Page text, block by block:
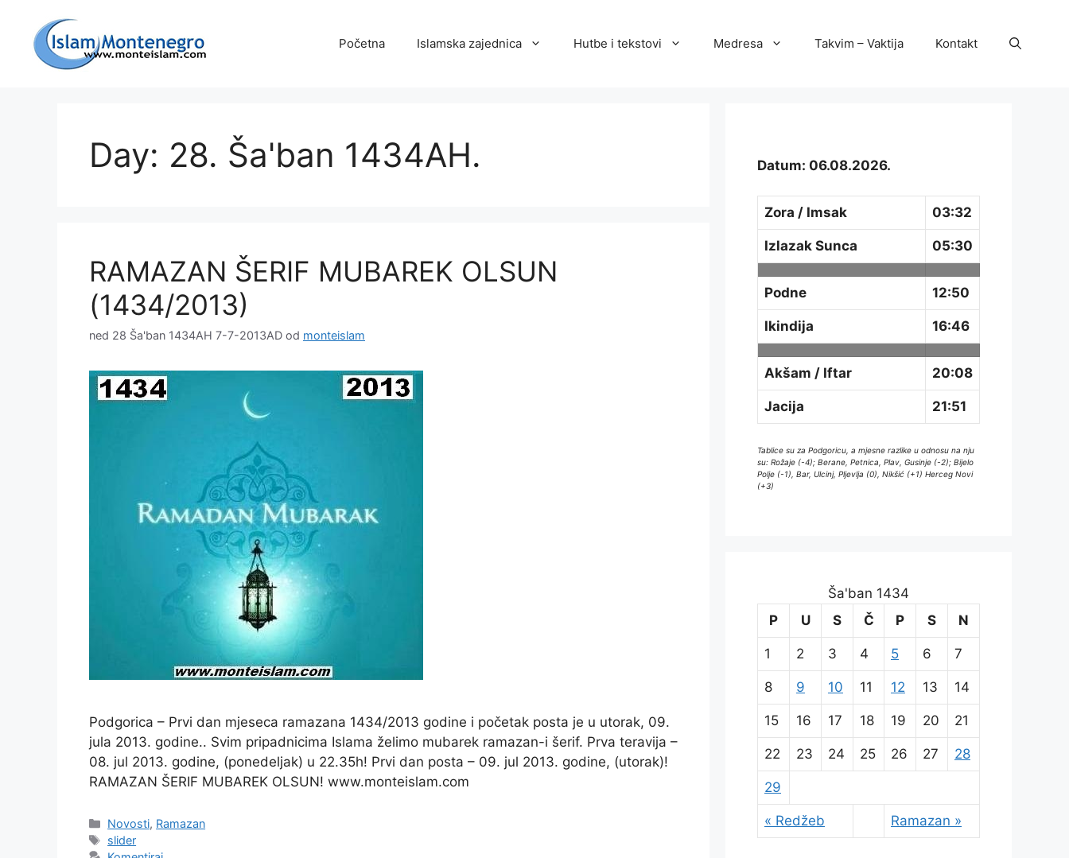
sadržaj
Početna Islamska zajednica Hutbe i tekstovi Medresa Takvim – Vaktija Kontakt
Day: 28. Ša'ban 1434AH.
RAMAZAN ŠERIF MUBAREK OLSUN
(1434/2013)
ned 28 Ša'ban 1434AH 7-7-2013AD od monteislam
Podgorica – Prvi dan mjeseca ramazana 1434/2013 godine i početak posta je u utorak, 09.
jula 2013. godine.. Svim pripadnicima Islama želimo mubarek ramazan-i šerif. Prva teravija –
08. jul 2013. godine, (ponedeljak) u 22.35h! Prvi dan posta – 09. jul 2013. godine, (utorak)!
RAMAZAN ŠERIF MUBAREK OLSUN! www.monteislam.com
Kategorije
Novosti, Ramazan
Oznake
slider
Datum: 06.08.2026.
Zora / Imsak 03:32
Izlazak Sunca 05:30
Podne 12:50
Ikindija 16:46
Akšam / Iftar 20:08
Jacija 21:51
Tablice su za Podgoricu, a mjesne razlike u odnosu na nju
su: Rožaje (-4); Berane, Petnica, Plav, Gusinje (-2); Bijelo
Polje (-1), Bar, Ulcinj, Pljevlja (0), Nikšić (+1) Herceg Novi
(+3)
Ša'ban 1434
P
U S Č P S N
« Redžeb Ramazan »
1 2 3 4 5 6 7
8 9 10 11 12 13 14
15 16 17 18 19 20 21
22 23 24 25 26 27 28
29